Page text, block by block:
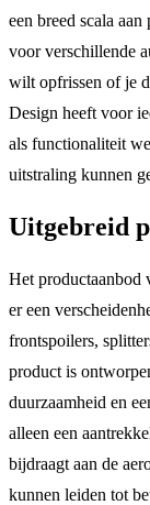
een breed scala
voor verschillende
wilt opfrissen of je
Design heeft voor
als functionaliteit
uitstraling kunnen
Uitgebreid
Het productaanbod
er een
frontspoilers,
product is
duurzaamheid en
alleen een
bijdraagt aan de
kunnen leiden tot